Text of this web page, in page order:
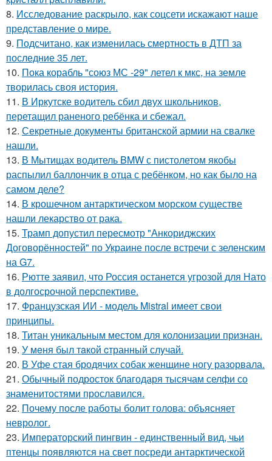
8. Исследование раскрыло, как соцсети искажают наше
представление о мире.
9. Подсчитано, как изменилась смертность в ДТП за
последние 35 лет.
10. Пока корабль "союз МС -29" летел к мкс, на земле
творилась своя история.
11. В Иркутске водитель сбил двух школьников,
перетащил раненого ребёнка и сбежал.
12. Секретные документы британской армии на свалке
нашли.
13. В Мытищах водитель BMW с пистолетом якобы
распылил баллончик в отца с ребёнком, но как было на
самом деле?
14. В крошечном антарктическом морском существе
нашли лекарство от рака.
15. Трамп допустил пересмотр "Анкориджских
Договорённостей" по Украине после встречи с зеленским
на G7.
16. Рютте заявил, что Россия останется угрозой для Нато
в долгосрочной перспективе.
17. Французская ИИ - модель Mistral имеет свои
принципы.
18. Титан уникальным местом для колонизации признан.
19. У мeня был тaкой cтранный слyчай.
20. В Уфе стая бродячих собак женщине ногу разорвала.
21. Обычный подросток благодаря тысячам селфи со
знаменитостями прославился.
22. Почему после работы болит голова: объясняет
невролог.
23. Императорский пингвин - единственный вид, чьи
птенцы появляются на свет посреди антарктической